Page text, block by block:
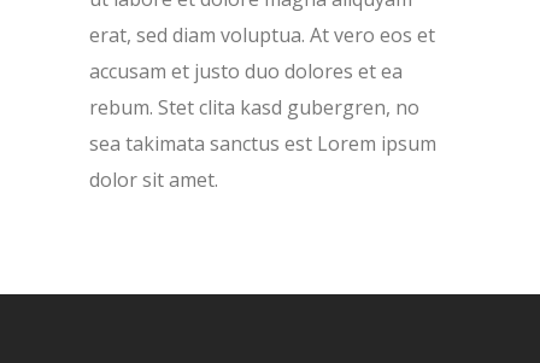
erat, sed diam voluptua. At vero eos et
accusam et justo duo dolores et ea
rebum. Stet clita kasd gubergren, no
sea takimata sanctus est Lorem ipsum
dolor sit amet.